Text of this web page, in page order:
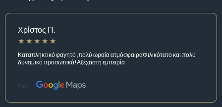
Χρίστος Π.
Καταπληκτικό φαγητό ,πολύ ωραία ατμόσφαιραΦιλικότατο και πολύ
δυναμικό προσωπικό!Αξέχαστη εμπειρία
Πηγή: